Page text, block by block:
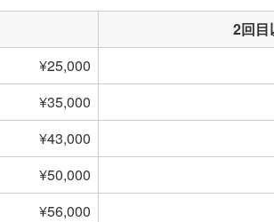
2回目
¥25,000
¥35,000
¥43,000
¥50,000
¥56,000